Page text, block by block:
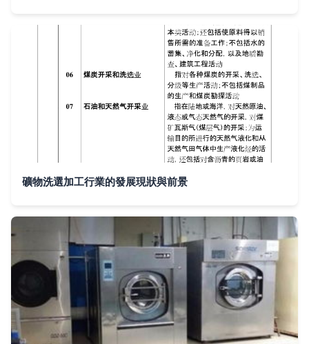
礦物洗選加工行業的發展現狀與前景